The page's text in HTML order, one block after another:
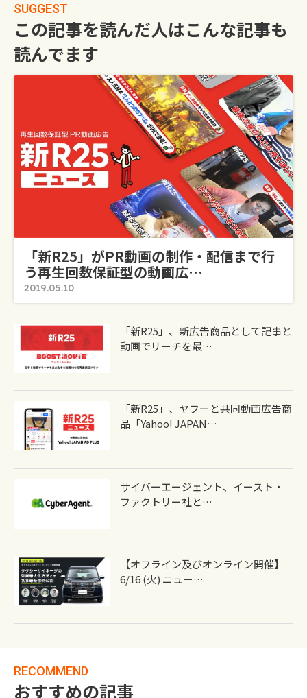
SUGGEST
この記事を読んだ人はこんな記事も
読んでます
「新R25」がPR動画の制作・配信まで行
う再生回数保証型の動画広…
2019.05.10
「新R25」、新広告商品として記事と
動画でリーチを最…
「新R25」、ヤフーと共同動画広告商
品「Yahoo! JAPAN…
サイバーエージェント、イースト・
ファクトリー社と…
【オフライン及びオンライン開催】
6/16 (火) ニュー…
RECOMMEND
おすすめの記事